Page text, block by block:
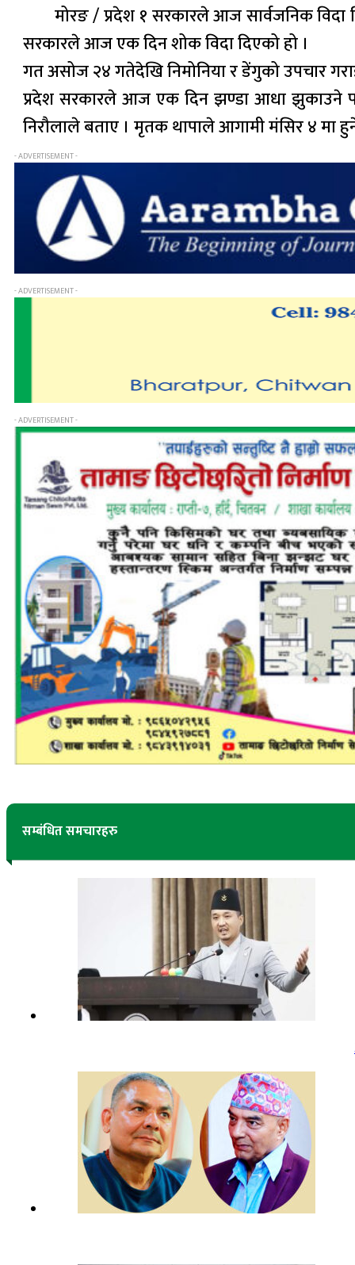
मोरङ / प्रदेश १ सरकारले आज सार्वजनिक विदा
सरकारले आज एक दिन शोक विदा दिएको हो ।
गत असोज २४ गतेदेखि निमोनिया र डेंगुको उपचार
प्रदेश सरकारले आज एक दिन झण्डा आधा झुकाउने
निरौलाले बताए । मृतक थापाले आगामी मंसिर ४ मा हुने
- ADVERTISEMENT -
- ADVERTISEMENT -
- ADVERTISEMENT -
सम्बंधित समचारहरु